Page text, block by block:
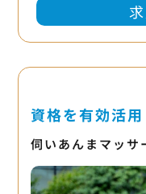
資格を有効活
伺いあんまマッ